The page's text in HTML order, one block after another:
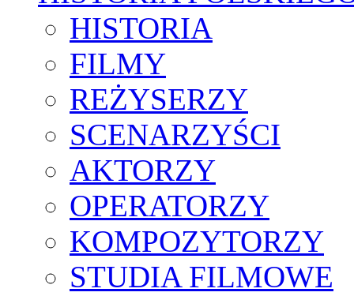
HISTORIA
FILMY
REŻYSERZY
SCENARZYŚCI
AKTORZY
OPERATORZY
KOMPOZYTORZY
STUDIA FILMOWE